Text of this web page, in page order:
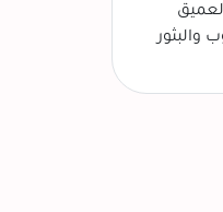
والبثور